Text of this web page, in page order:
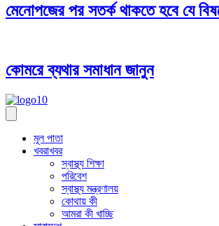
মেনোপজের পর সতর্ক থাকতে হবে যে
কোমরে ব্যথার সমাধান জানুন
মূল পাতা
খবরাখবর
স্বাস্থ্য শিক্ষা
পরিবেশ
স্বাস্থ্য মন্ত্রণালয়
কোথায় কী
আমরা কী খাচ্ছি